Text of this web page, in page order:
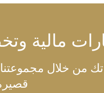
مالية
من خلال مجموعتنا